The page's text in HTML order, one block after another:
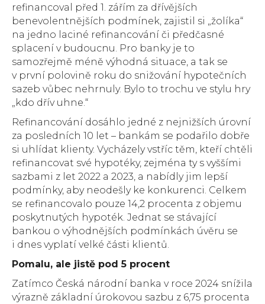
refinancoval před 1. zářím za dřívějších
benevolentnějších podmínek, zajistil si „žolíka“
na jedno laciné refinancování či předčasné
splacení v budoucnu. Pro banky je to
samozřejmě méně výhodná situace, a tak se
v první polovině roku do snižování hypotečních
sazeb vůbec nehrnuly. Bylo to trochu ve stylu hry
„kdo dřív uhne.“
Refinancování dosáhlo jedné z nejnižších úrovní
za posledních 10 let – bankám se podařilo dobře
si uhlídat klienty. Vycházely vstříc těm, kteří chtěli
refinancovat své hypotéky, zejména ty s vyššími
sazbami z let 2022 a 2023, a nabídly jim lepší
podmínky, aby neodešly ke konkurenci. Celkem
se refinancovalo pouze 14,2 procenta z objemu
poskytnutých hypoték. Jednat se stávající
bankou o výhodnějších podmínkách úvěru se
i dnes vyplatí velké části klientů.
Pomalu, ale jistě pod 5 procent
Zatímco Česká národní banka v roce 2024 snížila
výrazně základní úrokovou sazbu z 6,75 procenta